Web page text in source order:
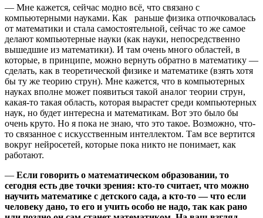
— Мне кажется, сейчас модно всё, что связано с
компьютерными науками. Как раньше физика отпочковалась
от математики и стала самостоятельной, сейчас то же самое
делают компьютерные науки (как науки, непосредственно
вышедшие из математики). И там очень много областей, в
которые, в принципе, можно вернуть обратно в математику —
сделать, как в теоретической физике и математике (взять хотя
бы ту же теорию струн). Мне кажется, что в компьютерных
науках вполне может появиться такой аналог теории струн,
какая-то такая область, которая вырастет среди компьютерных
наук, но будет интересна и математикам. Вот это было бы
очень круто. Но я пока не знаю, что это такое. Возможно, что-
то связанное с искусственным интеллектом. Там все вертится
вокруг нейросетей, которые пока никто не понимает, как
работают.
— Если говорить о математическом образовании, то
сегодня есть две точки зрения: кто-то считает, что можно
научить математике с детского сада, а кто-то — что если
человеку дано, то его и учить особо не надо, так как рано